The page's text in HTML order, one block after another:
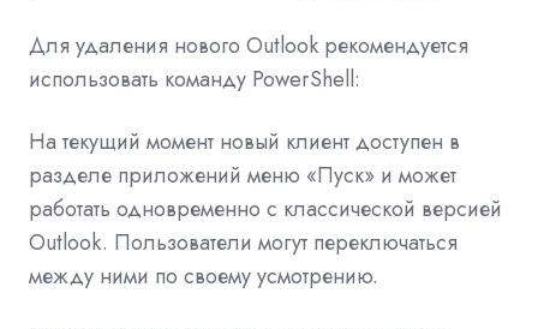
Для удаления нового Outlook рекомендуется
использовать команду PowerShell:
На текущий момент новый клиент доступен в
разделе приложений меню «Пуск» и может
работать одновременно с классической версией
Outlook. Пользователи могут переключаться
между ними по своему усмотрению.